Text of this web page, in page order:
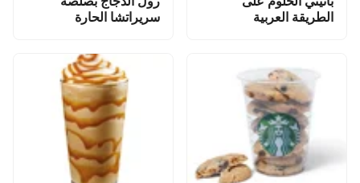
الطريقة العربية
سريراتشا الحارة